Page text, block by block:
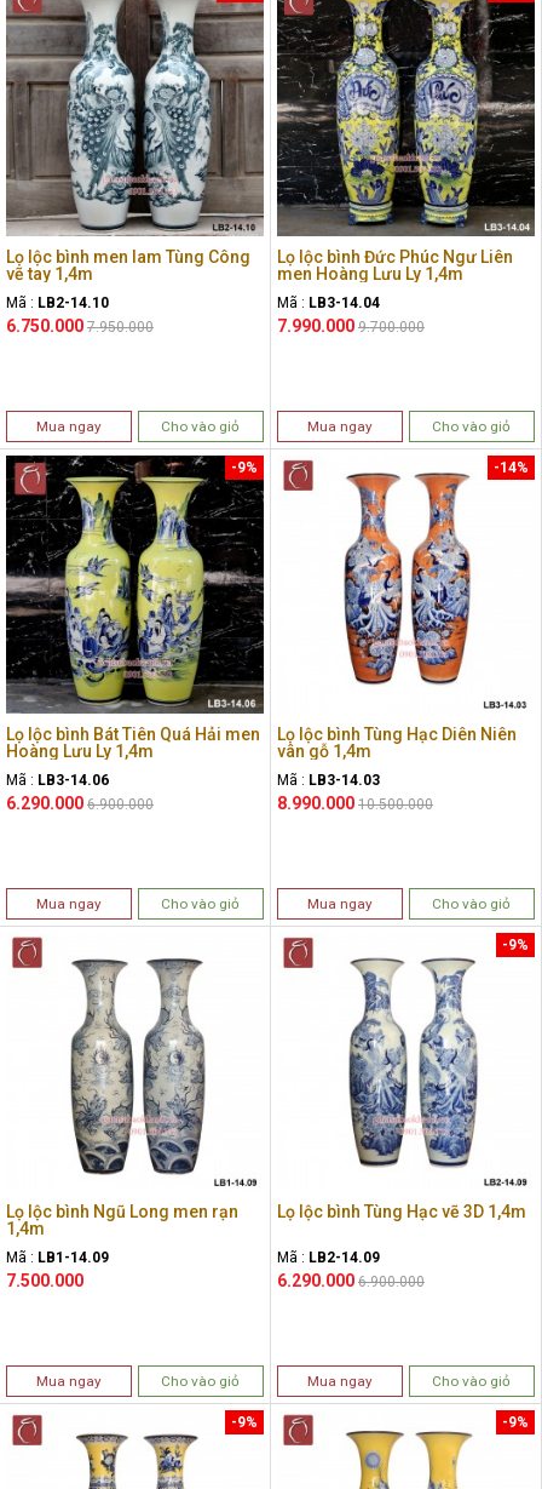
Lọ lộc bình men lam Tùng Công
vẽ tay 1,4m
Mã : LB2-14.10
6.750.000 7.950.000
Mua ngay Cho vào giỏ
Lọ lộc bình Đức Phúc Ngư Liên
men Hoàng Lưu Ly 1,4m
Mã : LB3-14.04
7.990.000 9.700.000
Mua ngay Cho vào giỏ
Lọ lộc bình Bát Tiên Quá Hải men
Hoàng Lưu Ly 1,4m
Mã : LB3-14.06
6.290.000
-9%
6.900.000
Mua ngay Cho vào giỏ
Lọ lộc bình Tùng Hạc Diên Niên
vân gỗ 1,4m
Mã : LB3-14.03
8.990.000
-14%
10.500.000
Mua ngay Cho vào giỏ
Lọ lộc bình Ngũ Long men rạn
1,4m
Mã : LB1-14.09
7.500.000
Mua ngay Cho vào giỏ
Lọ lộc bình Tùng Hạc vẽ 3D 1,4m
Mã : LB2-14.09
6.290.000
-9%
6.900.000
Mua ngay Cho vào giỏ
-9% -9%